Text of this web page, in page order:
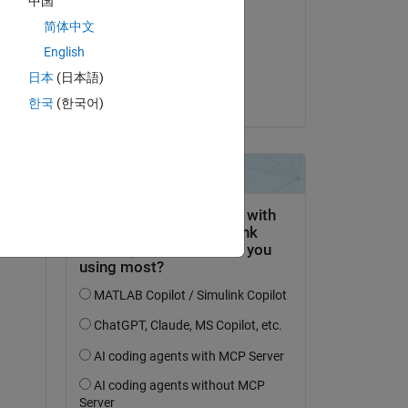
Acceptée :
简体中文
English
日本 (日本語)
한국 (한국어)